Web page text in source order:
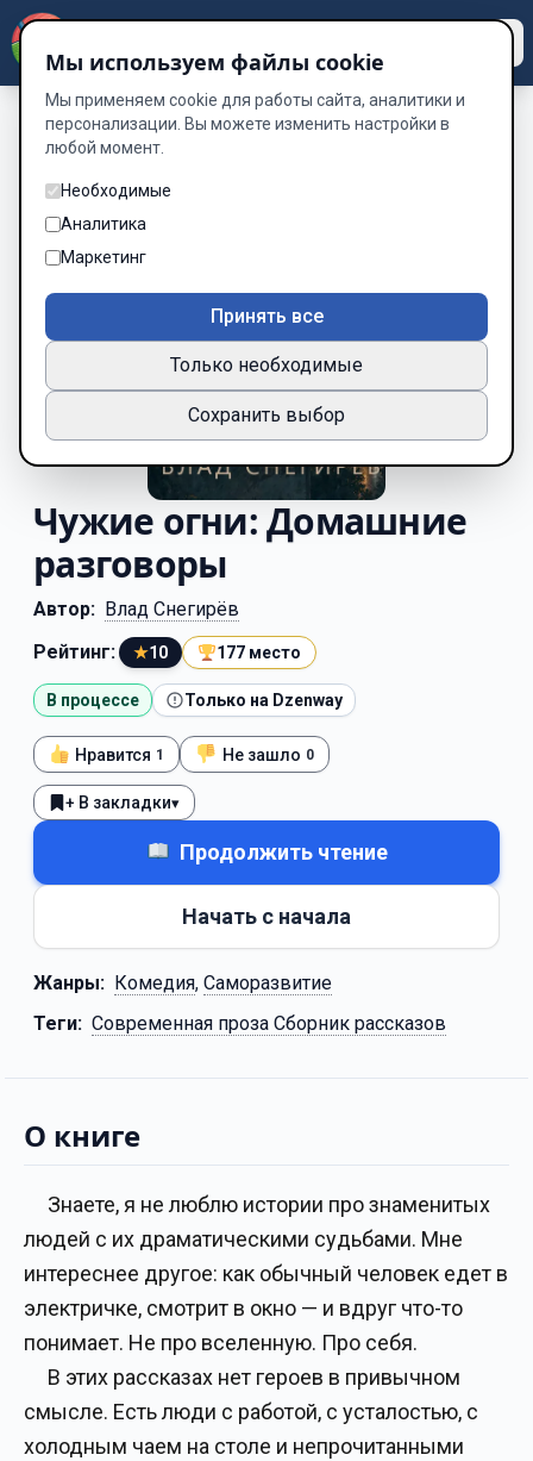
Чужие огни: Домашние
разговоры
Автор: Влад Снегирёв
Рейтинг:
★10 177 место
В процессе Только на Dzenway
Нравится 1 Не зашло 0
+ В закладки▾
Продолжить чтение
Начать с начала
Жанры: Комедия, Саморазвитие
Теги: Современная проза Сборник рассказов
О книге
Знаете, я не люблю истории про знаменитых
людей с их драматическими судьбами. Мне
интереснее другое: как обычный человек едет в
электричке, смотрит в окно — и вдруг что-то
понимает. Не про вселенную. Про себя.
В этих рассказах нет героев в привычном
смысле. Есть люди с работой, с усталостью, с
холодным чаем на столе и непрочитанными
Мы используем файлы cookie
Мы применяем cookie для работы сайта, аналитики и
персонализации. Вы можете изменить настройки в
любой момент.
Необходимые
Аналитика
Маркетинг
Принять все
Только необходимые
Сохранить выбор